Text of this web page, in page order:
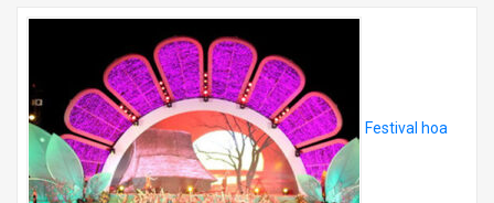
Festival hoa